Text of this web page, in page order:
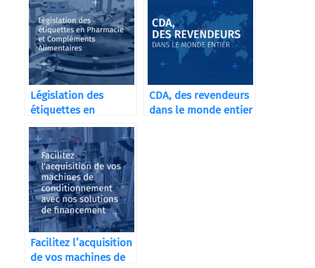
Législation des
étiquettes en
Pharmacie et
Compléments
Alimentaires
CDA, des revendeurs
dans le monde entier
Facilitez l’acquisition
de vos machines de